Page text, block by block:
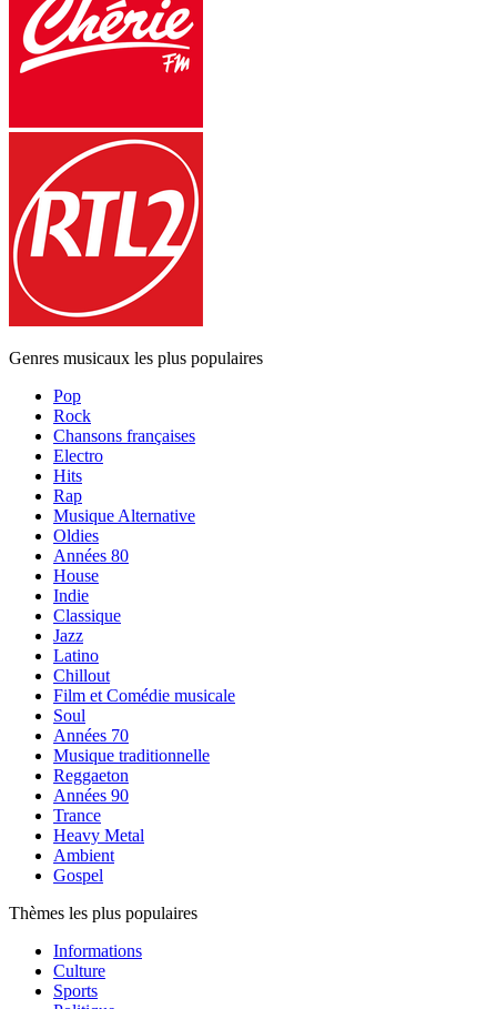
Genres musicaux les plus populaires
Pop
Rock
Chansons françaises
Electro
Hits
Rap
Musique Alternative
Oldies
Années 80
House
Indie
Classique
Jazz
Latino
Chillout
Film et Comédie musicale
Soul
Années 70
Musique traditionnelle
Reggaeton
Années 90
Trance
Heavy Metal
Ambient
Gospel
Thèmes les plus populaires
Informations
Culture
Sports